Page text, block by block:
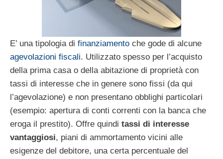
E’ una tipologia di finanziamento che gode di alcune
agevolazioni fiscali. Utilizzato spesso per l’acquisto
della prima casa o della abitazione di proprietà con
tassi di interesse che in genere sono fissi (da qui
l’agevolazione) e non presentano obblighi particolari
(esempio: apertura di conti correnti con la banca che
eroga il prestito). Offre quindi tassi di interesse
vantaggiosi, piani di ammortamento vicini alle
esigenze del debitore, una certa percentuale del